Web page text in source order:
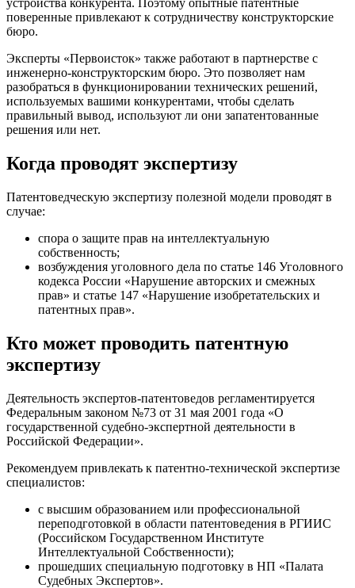
устройства конкурента. Поэтому опытные патентные
поверенные привлекают к сотрудничеству конструкторские
бюро.
Эксперты «Первоисток» также работают в партнерстве с
инженерно-конструкторским бюро. Это позволяет нам
разобраться в функционировании технических решений,
используемых вашими конкурентами, чтобы сделать
правильный вывод, используют ли они запатентованные
решения или нет.
Когда проводят экспертизу
Патентоведческую экспертизу полезной модели проводят в
случае:
спора о защите прав на интеллектуальную
собственность;
возбуждения уголовного дела по статье 146 Уголовного
кодекса России «Нарушение авторских и смежных
прав» и статье 147 «Нарушение изобретательских и
патентных прав».
Кто может проводить патентную
экспертизу
Деятельность экспертов-патентоведов регламентируется
Федеральным законом №73 от 31 мая 2001 года «О
государственной судебно-экспертной деятельности в
Российской Федерации».
Рекомендуем привлекать к патентно-технической экспертизе
специалистов:
с высшим образованием или профессиональной
переподготовкой в области патентоведения в РГИИС
(Российском Государственном Институте
Интеллектуальной Собственности);
прошедших специальную подготовку в НП «Палата
Судебных Экспертов».